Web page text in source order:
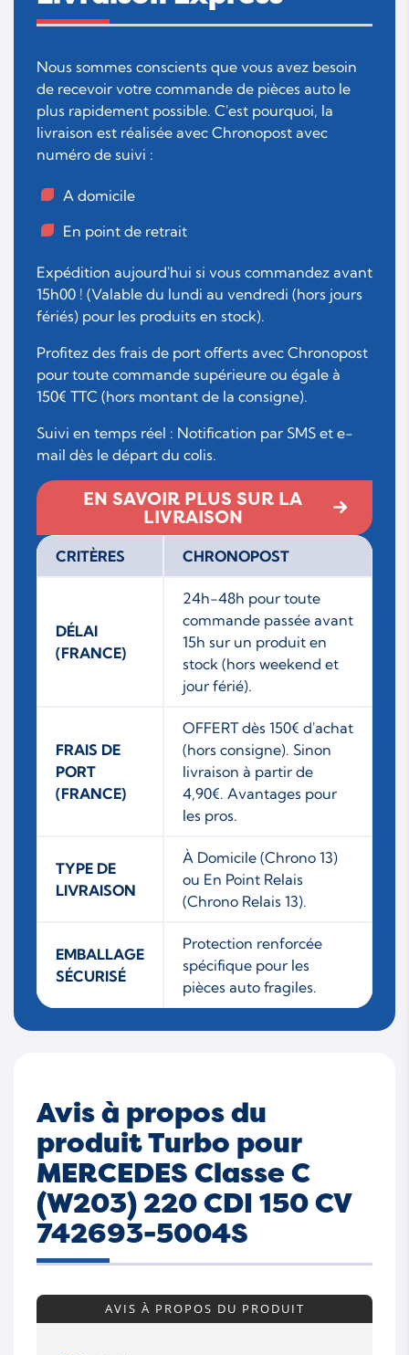
Nous sommes conscients que vous avez besoin
de recevoir votre commande de pièces auto le
plus rapidement possible. C'est pourquoi, la
livraison est réalisée avec Chronopost avec
numéro de suivi :
A domicile
En point de retrait
Expédition aujourd'hui si vous commandez avant
15h00 ! (Valable du lundi au vendredi (hors jours
fériés) pour les produits en stock).
Profitez des frais de port offerts avec Chronopost
pour toute commande supérieure ou égale à
150€ TTC (hors montant de la consigne).
Suivi en temps réel : Notification par SMS et e-
mail dès le départ du colis.
EN SAVOIR PLUS SUR LA
LIVRAISON
CRITÈRES CHRONOPOST
DÉLAI
(FRANCE)
24h-48h pour toute
commande passée avant
15h sur un produit en
stock (hors weekend et
jour férié).
FRAIS DE
PORT
(FRANCE)
OFFERT dès 150€ d'achat
(hors consigne). Sinon
livraison à partir de
4,90€. Avantages pour
les pros.
TYPE DE
LIVRAISON
À Domicile (Chrono 13)
ou En Point Relais
(Chrono Relais 13).
EMBALLAGE
SÉCURISÉ
Protection renforcée
spécifique pour les
pièces auto fragiles.
Avis à propos du
produit Turbo pour
MERCEDES Classe C
(W203) 220 CDI 150 CV
742693-5004S
AVIS À PROPOS DU PRODUIT